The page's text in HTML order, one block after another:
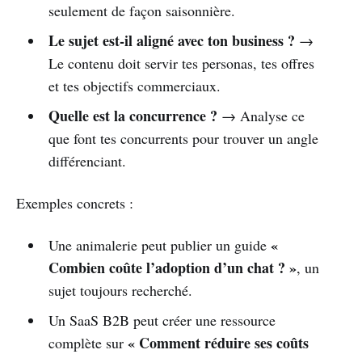
seulement de façon saisonnière.
Le sujet est-il aligné avec ton business ? →
Le contenu doit servir tes personas, tes offres
et tes objectifs commerciaux.
Quelle est la concurrence ? → Analyse ce
que font tes concurrents pour trouver un angle
différenciant.
Exemples concrets :
Une animalerie peut publier un guide «
Combien coûte l’adoption d’un chat ? », un
sujet toujours recherché.
Un SaaS B2B peut créer une ressource
complète sur « Comment réduire ses coûts